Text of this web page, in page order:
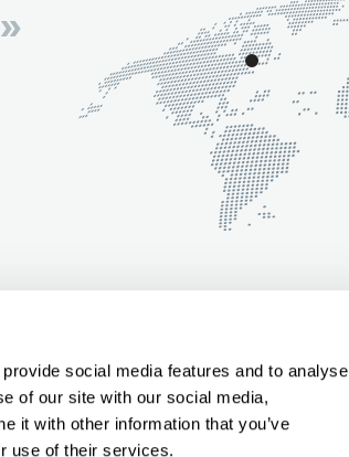
social media features and to analyse
of our site with our social media,
it with other information that you’ve
use of their services.